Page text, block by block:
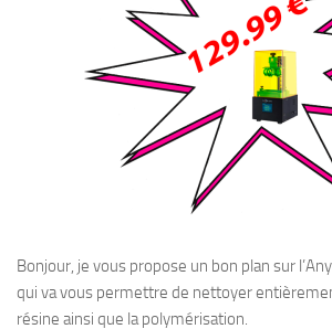
Bonjour, je vous propose un bon plan sur
qui va vous permettre de nettoyer
résine ainsi que la polymérisation.